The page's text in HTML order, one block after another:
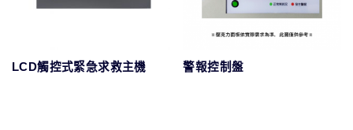
LCD觸控式緊急求救主機 警報控制盤